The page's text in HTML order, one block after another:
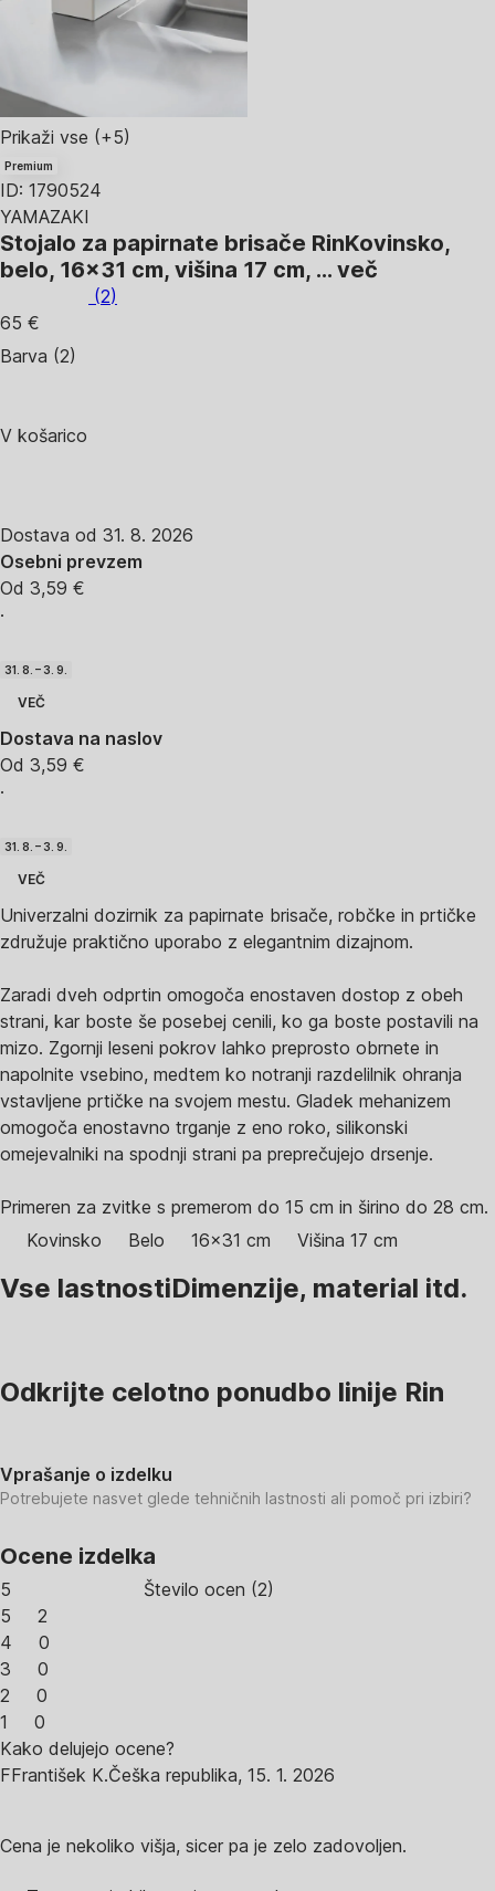
Prikaži vse (+5)
Premium
ID: 1790524
YAMAZAKI
Stojalo za papirnate brisače RinKovinsko,
belo, 16x31 cm, višina 17 cm, … več
(2)
65 €
Barva (2)
V košarico
Dostava od 31. 8. 2026
Osebni prevzem
Od 3,59 €
·
31. 8. – 3. 9.
VEČ
Dostava na naslov
Od 3,59 €
·
31. 8. – 3. 9.
VEČ
Univerzalni dozirnik za papirnate brisače, robčke in prtičke
združuje praktično uporabo z elegantnim dizajnom.
Zaradi dveh odprtin omogoča enostaven dostop z obeh
strani, kar boste še posebej cenili, ko ga boste postavili na
mizo. Zgornji leseni pokrov lahko preprosto obrnete in
napolnite vsebino, medtem ko notranji razdelilnik ohranja
vstavljene prtičke na svojem mestu. Gladek mehanizem
omogoča enostavno trganje z eno roko, silikonski
omejevalniki na spodnji strani pa preprečujejo drsenje.
Primeren za zvitke s premerom do 15 cm in širino do 28 cm.
Kovinsko
Belo 16x31 cm Višina 17 cm
Vse lastnostiDimenzije, material itd.
Odkrijte celotno ponudbo linije Rin
Vprašanje o izdelku
Potrebujete nasvet glede tehničnih lastnosti ali pomoč pri izbiri?
Ocene izdelka
5 Število ocen (2)
5
2
4
0
3
0
2
0
1
0
Kako delujejo ocene?
FFrantišek K.Češka republika, 15. 1. 2026
Cena je nekoliko višja, sicer pa je zelo zadovoljen.